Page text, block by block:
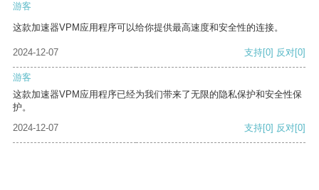
游客
这款加速器VPM应用程序可以给你提供最高速度和安全性的连接。
2024-12-07 支持[0] 反对[0]
游客
这款加速器VPM应用程序已经为我们带来了无限的隐私保护和安全性保
护。
2024-12-07
支持[0] 反对[0]